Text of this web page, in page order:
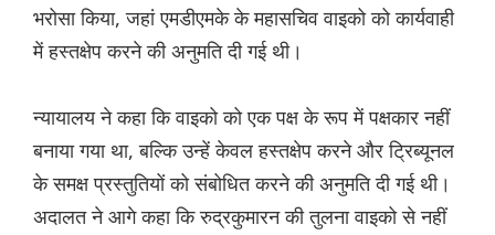
भरोसा किया, जहां एमडीएमके के महासचिव वाइको को कार्यवाही
में हस्तक्षेप करने की अनुमति दी गई थी।
न्यायालय ने कहा कि वाइको को एक पक्ष के रूप में पक्षकार नहीं
बनाया गया था, बल्कि उन्हें केवल हस्तक्षेप करने और ट्रिब्यूनल
के समक्ष प्रस्तुतियों को संबोधित करने की अनुमति दी गई थी।
अदालत ने आगे कहा कि रुद्रकुमारन की तुलना वाइको से नहीं